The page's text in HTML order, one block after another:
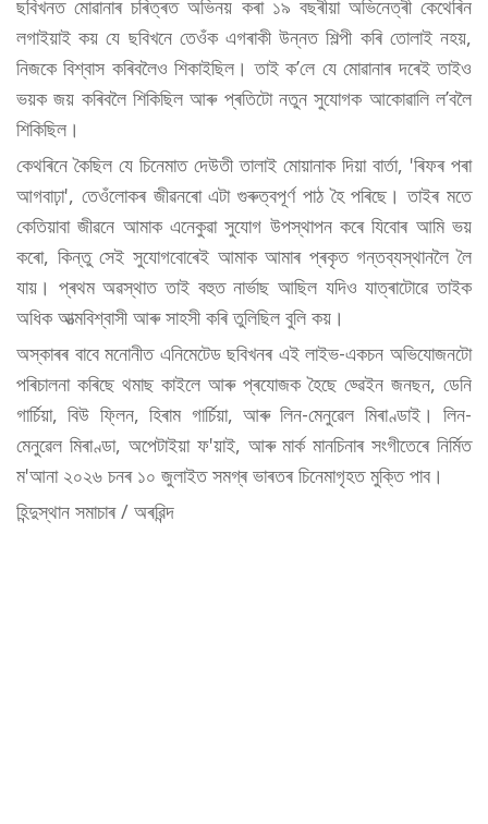
ছবিখনত মোৱানাৰ চৰিত্ৰত অভিনয় কৰা ১৯ বছৰীয়া অভিনেত্ৰী কেথেৰিন
লগাইয়াই কয় যে ছবিখনে তেওঁক এগৰাকী উন্নত শিল্পী কৰি তোলাই নহয়,
নিজকে বিশ্বাস কৰিবলৈও শিকাইছিল। তাই ক’লে যে মোৱানাৰ দৰেই তাইও
ভয়ক জয় কৰিবলৈ শিকিছিল আৰু প্ৰতিটো নতুন সুযোগক আকোৱালি ল’বলৈ
শিকিছিল।
কেথৰিনে কৈছিল যে চিনেমাত দেউতী তালাই মোয়ানাক দিয়া বাৰ্তা, 'ৰিফৰ পৰা
আগবাঢ়া', তেওঁলোকৰ জীৱনৰো এটা গুৰুত্বপূর্ণ পাঠ হৈ পৰিছে। তাইৰ মতে
কেতিয়াবা জীৱনে আমাক এনেকুৱা সুযোগ উপস্থাপন কৰে যিবোৰ আমি ভয়
কৰো, কিন্তু সেই সুযোগবোৰেই আমাক আমাৰ প্ৰকৃত গন্তব্যস্থানলৈ লৈ
যায়। প্ৰথম অৱস্থাত তাই বহুত নাৰ্ভাছ আছিল যদিও যাত্ৰাটোৱে তাইক
অধিক আত্মবিশ্বাসী আৰু সাহসী কৰি তুলিছিল বুলি কয়।
অস্কাৰৰ বাবে মনোনীত এনিমেটেড ছবিখনৰ এই লাইভ-একচন অভিযোজনটো
পৰিচালনা কৰিছে থমাছ কাইলে আৰু প্ৰযোজক হৈছে ড্ৱেইন জনছন, ডেনি
গাৰ্চিয়া, বিউ ফ্লিন, হিৰাম গাৰ্চিয়া, আৰু লিন-মেনুৱেল মিৰাণ্ডাই। লিন-
মেনুৱেল মিৰাণ্ডা, অপেটাইয়া ফ'য়াই, আৰু মাৰ্ক মানচিনাৰ সংগীতেৰে নিৰ্মিত
ম'আনা ২০২৬ চনৰ ১০ জুলাইত সমগ্ৰ ভাৰতৰ চিনেমাগৃহত মুক্তি পাব।
হিন্দুস্থান সমাচাৰ / অৰৱিন্দ